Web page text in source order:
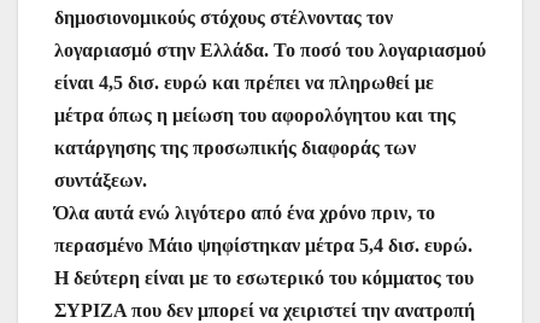
δημοσιονομικούς στόχους στέλνοντας τον
λογαριασμό στην Ελλάδα. Το ποσό του λογαριασμού
είναι 4,5 δισ. ευρώ και πρέπει να πληρωθεί με
μέτρα όπως η μείωση του αφορολόγητου και της
κατάργησης της προσωπικής διαφοράς των
συντάξεων.
Όλα αυτά ενώ λιγότερο από ένα χρόνο πριν, το
περασμένο Μάιο ψηφίστηκαν μέτρα 5,4 δισ. ευρώ.
Η δεύτερη είναι με το εσωτερικό του κόμματος του
ΣΥΡΙΖΑ που δεν μπορεί να χειριστεί την ανατροπή